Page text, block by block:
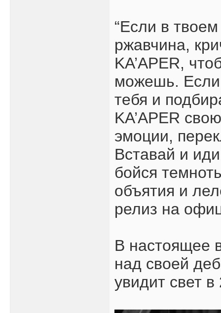
“Если в
ржавчина,
KA’APER,
можешь. Если
тебя и
KA’APER
эмоции,
Вставай и
бойся
объятия и
релиз на
В настоящее
над своей
увидит свет в